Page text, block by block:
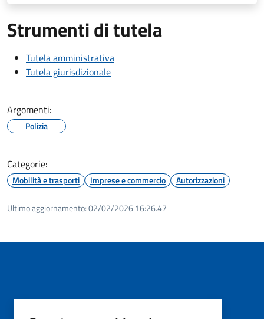
Strumenti di tutela
Tutela amministrativa
Tutela giurisdizionale
Argomenti:
Polizia
Categorie:
Mobilità e trasporti Imprese e commercio Autorizzazioni
Ultimo aggiornamento:02/02/2026 16:26.47